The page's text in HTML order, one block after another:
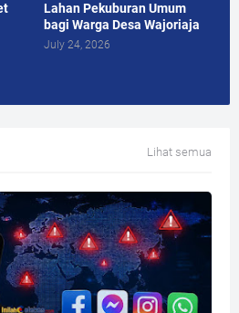
Lahan Pekuburan Umum
bagi Warga Desa Wajoriaja
July 24, 2026
Lihat semua